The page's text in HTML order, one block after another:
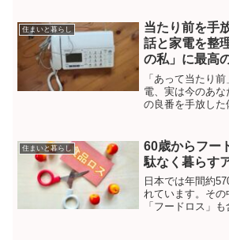
住まいと暮らし
当たり前を手
話と家電を整
の私」に最高
「あって当たり
電、実は今のあ
の良番を手放した
ります。AI時代
念を捨てて心地
が満載です。
住まいと暮らし
60歳からフー
駄なく暮らす
日本では年間約
れています。そ
「フードロス」